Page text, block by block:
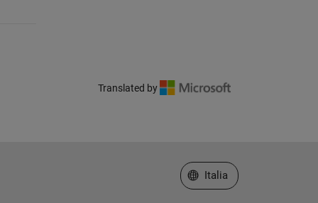
Translated by
Seleziona un sito web
Italia